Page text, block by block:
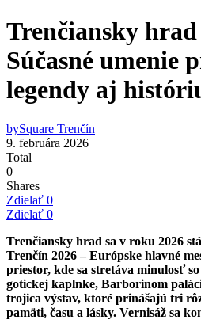
Trenčiansky
Súčasné umenie
legendy aj
bySquare Trenčín
9. februára 2026
Total
0
Shares
Zdielať 0
Zdielať 0
Trenčiansky hrad sa v roku 2026
Trenčín 2026 – Európske hlavné
priestor, kde sa stretáva minulosť
gotickej kaplnke, Barborinom
trojica výstav, ktoré prinášajú tri
pamäti, času a lásky. Vernisáž sa